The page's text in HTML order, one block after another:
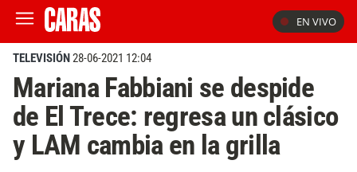
EN VIVO
TELEVISIÓN28-06-2021 12:04
Mariana Fabbiani se despide
de El Trece: regresa un clásico
y LAM cambia en la grilla